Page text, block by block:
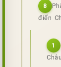
8
điển
1